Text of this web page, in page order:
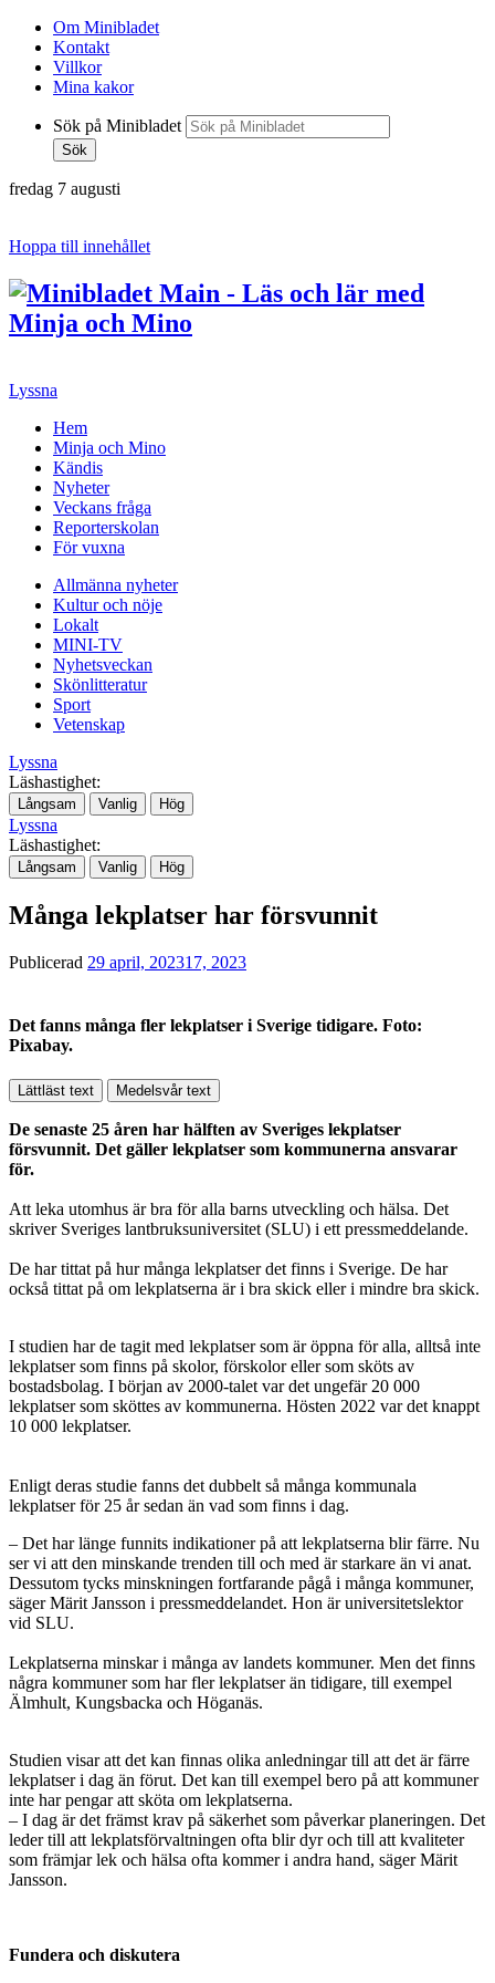
Om Minibladet
Kontakt
Villkor
Mina kakor
Sök på Minibladet
Sök
fredag 7 augusti
Hoppa till innehållet
Lyssna
Hem
Minja och Mino
Kändis
Nyheter
Veckans fråga
Reporterskolan
För vuxna
Allmänna nyheter
Kultur och nöje
Lokalt
MINI-TV
Nyhetsveckan
Skönlitteratur
Sport
Vetenskap
Lyssna
Läshastighet:
Långsam Vanlig Hög
Lyssna
Läshastighet:
Långsam Vanlig Hög
Många lekplatser har försvunnit
Publicerad 29 april, 202317, 2023
Det fanns många fler lekplatser i Sverige tidigare. Foto:
Pixabay.
Lättläst text Medelsvår text
De senaste 25 åren har hälften av Sveriges lekplatser
försvunnit. Det gäller lekplatser som kommunerna ansvarar
för.
Att leka utomhus är bra för alla barns utveckling och hälsa. Det
skriver Sveriges lantbruksuniversitet (SLU) i ett pressmeddelande.
De har tittat på hur många lekplatser det finns i Sverige. De har
också tittat på om lekplatserna är i bra skick eller i mindre bra skick.
I studien har de tagit med lekplatser som är öppna för alla, alltså inte
lekplatser som finns på skolor, förskolor eller som sköts av
bostadsbolag. I början av 2000-talet var det ungefär 20 000
lekplatser som sköttes av kommunerna. Hösten 2022 var det knappt
10 000 lekplatser.
Enligt deras studie fanns det dubbelt så många kommunala
lekplatser för 25 år sedan än vad som finns i dag.
– Det har länge funnits indikationer på att lekplatserna blir färre. Nu
ser vi att den minskande trenden till och med är starkare än vi anat.
Dessutom tycks minskningen fortfarande pågå i många kommuner,
säger Märit Jansson i pressmeddelandet. Hon är universitetslektor
vid SLU.
Lekplatserna minskar i många av landets kommuner. Men det finns
några kommuner som har fler lekplatser än tidigare, till exempel
Älmhult, Kungsbacka och Höganäs.
Studien visar att det kan finnas olika anledningar till att det är färre
lekplatser i dag än förut. Det kan till exempel bero på att kommuner
inte har pengar att sköta om lekplatserna.
– I dag är det främst krav på säkerhet som påverkar planeringen. Det
leder till att lekplatsförvaltningen ofta blir dyr och till att kvaliteter
som främjar lek och hälsa ofta kommer i andra hand, säger Märit
Jansson.
Fundera och diskutera